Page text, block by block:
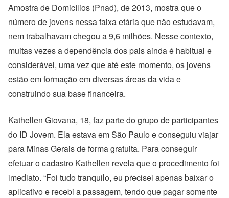
Amostra de Domicílios (Pnad), de 2013, mostra que o
número de jovens nessa faixa etária que não estudavam,
nem trabalhavam chegou a 9,6 milhões. Nesse contexto,
muitas vezes a dependência dos pais ainda é habitual e
considerável, uma vez que até este momento, os jovens
estão em formação em diversas áreas da vida e
construindo sua base financeira.
Kathellen Giovana, 18, faz parte do grupo de participantes
do ID Jovem. Ela estava em São Paulo e conseguiu viajar
para Minas Gerais de forma gratuita. Para conseguir
efetuar o cadastro Kathellen revela que o procedimento foi
imediato. “Foi tudo tranquilo, eu precisei apenas baixar o
aplicativo e recebi a passagem, tendo que pagar somente